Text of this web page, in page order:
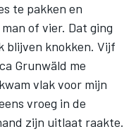
te pakken en
of vier. Dat ging
blijven knokken. Vijf
Grunwäld me
vlak voor mijn
vroeg in de
zijn uitlaat raakte.